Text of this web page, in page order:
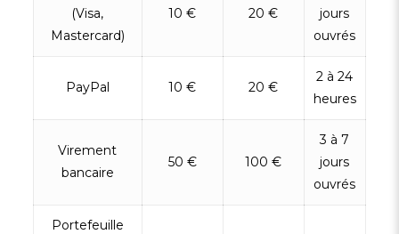
(Visa,
Mastercard)
10 € 20 €
jours
ouvrés
PayPal 10 € 20 €
2 à 24
heures
Virement
bancaire
50 € 100 €
3 à 7
jours
ouvrés
Portefeuille